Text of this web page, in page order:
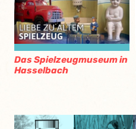
Das Spielzeugmuseum in
Hasselbach